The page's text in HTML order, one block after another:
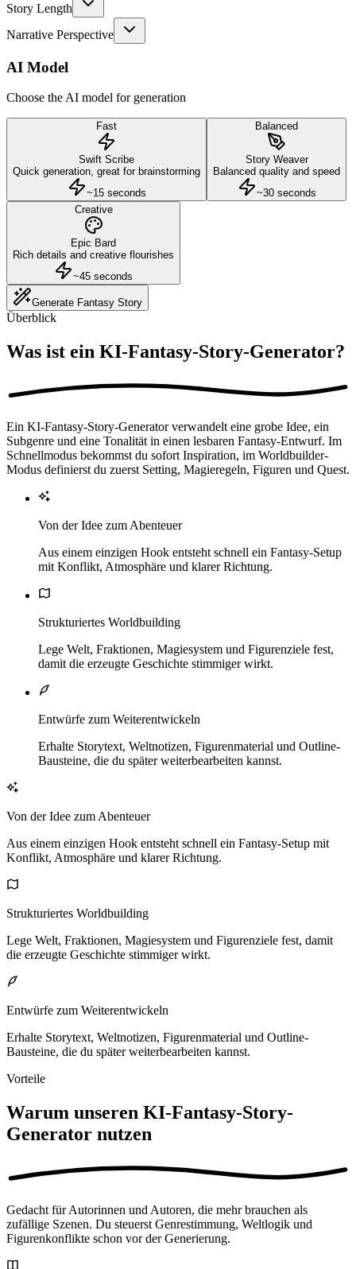
Story Length
Narrative Perspective
AI Model
Choose the AI model for generation
Fast
Swift Scribe
Quick generation, great for brainstorming
~15 seconds
Balanced
Story Weaver
Balanced quality and speed
~30 seconds
Creative
Epic Bard
Rich details and creative flourishes
~45 seconds
Generate Fantasy Story
Überblick
Was ist ein KI-Fantasy-Story-Generator?
Ein KI-Fantasy-Story-Generator verwandelt eine grobe Idee, ein
Subgenre und eine Tonalität in einen lesbaren Fantasy-Entwurf. Im
Schnellmodus bekommst du sofort Inspiration, im Worldbuilder-
Modus definierst du zuerst Setting, Magieregeln, Figuren und Quest.
Von der Idee zum Abenteuer
Aus einem einzigen Hook entsteht schnell ein Fantasy-Setup
mit Konflikt, Atmosphäre und klarer Richtung.
Strukturiertes Worldbuilding
Lege Welt, Fraktionen, Magiesystem und Figurenziele fest,
damit die erzeugte Geschichte stimmiger wirkt.
Entwürfe zum Weiterentwickeln
Erhalte Storytext, Weltnotizen, Figurenmaterial und Outline-
Bausteine, die du später weiterbearbeiten kannst.
Von der Idee zum Abenteuer
Aus einem einzigen Hook entsteht schnell ein Fantasy-Setup mit
Konflikt, Atmosphäre und klarer Richtung.
Strukturiertes Worldbuilding
Lege Welt, Fraktionen, Magiesystem und Figurenziele fest, damit
die erzeugte Geschichte stimmiger wirkt.
Entwürfe zum Weiterentwickeln
Erhalte Storytext, Weltnotizen, Figurenmaterial und Outline-
Bausteine, die du später weiterbearbeiten kannst.
Vorteile
Warum unseren KI-Fantasy-Story-
Generator nutzen
Gedacht für Autorinnen und Autoren, die mehr brauchen als
zufällige Szenen. Du steuerst Genrestimmung, Weltlogik und
Figurenkonflikte schon vor der Generierung.